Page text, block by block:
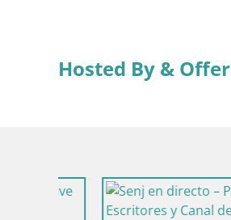
Hosted By & Offer